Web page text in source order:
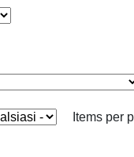
Items per